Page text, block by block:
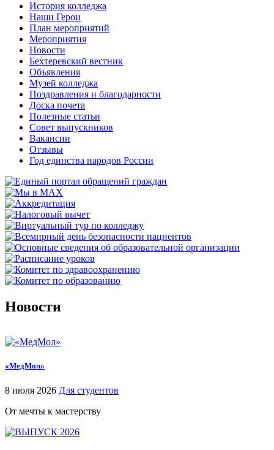
История колледжа
Наши Герои
План мероприятий
Мероприятия
Новости
Бехтеревский вестник
Объявления
Музей колледжа
Поздравления и благодарности
Доска почета
Полезные статьи
Совет выпускников
Вакансии
Отзывы
Год единства народов России
Новости
«МедМол»
8 июля 2026 Для студентов
От мечты к мастерству